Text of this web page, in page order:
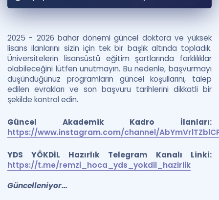
Puan Hesaplama
ÖSYM Sınav Takvimi
Kampanyalar
Blog
İngilizce Gramer
2025 - 2026 bahar dönemi güncel doktora ve yüksek
lisans ilanlarını sizin için tek bir başlık altında topladık.
Üniversitelerin lisansüstü eğitim şartlarında farklılıklar
olabileceğini lütfen unutmayın. Bu nedenle, başvurmayı
düşündüğünüz programların güncel koşullarını, talep
edilen evrakları ve son başvuru tarihlerini dikkatli bir
şekilde kontrol edin.
Güncel Akademik Kadro İlanları:
https://www.instagram.com/channel/
YDS YÖKDİL Hazırlık Telegram Kanalı Linki:
https://t.me/remzi_hoca_yds_yokdil_hazirlik
Güncelleniyor...